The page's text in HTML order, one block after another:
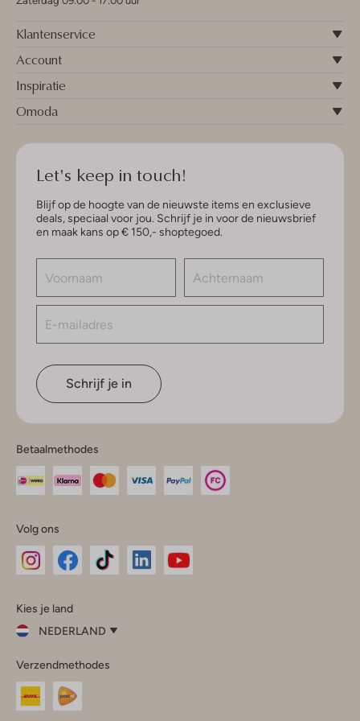
Klantenservice
Account
Inspiratie
Omoda
Let's keep in touch!
Blijf op de hoogte van de nieuwste items en exclusieve
deals, speciaal voor jou. Schrijf je in voor de nieuwsbrief
en maak kans op € 150,- shoptegoed.
Schrijf je in
Betaalmethodes
Volg ons
InstagramFacebook
Kies je land
NEDERLAND
je
land
Nederland
Verzendmethodes